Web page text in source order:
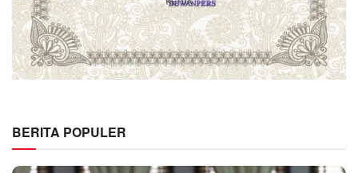
BERITA POPULER